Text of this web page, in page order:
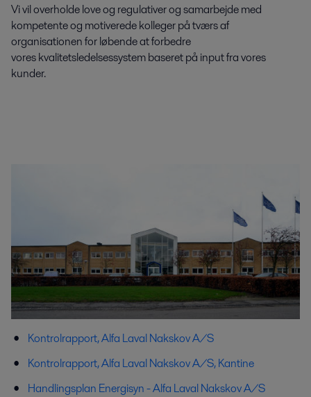
Vi vil overholde love og regulativer og samarbejde med
kompetente og motiverede kolleger på tværs af
organisationen for løbende at forbedre
vores kvalitetsledelsessystem baseret på input fra vores
kunder.
Kontrolrapport, Alfa Laval Nakskov A/S
Kontrolrapport, Alfa Laval Nakskov A/S, Kantine
Handlingsplan Energisyn - Alfa Laval Nakskov A/S